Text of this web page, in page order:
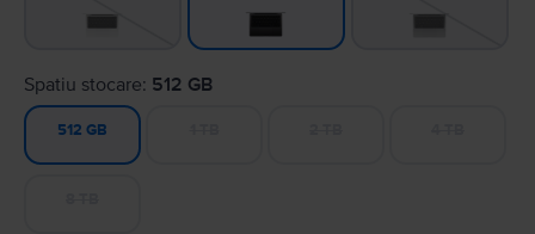
Spatiu stocare: 512 GB
512 GB